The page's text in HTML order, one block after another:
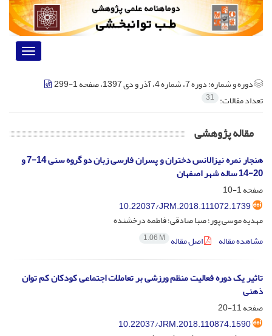
Toggle
دوره و شماره:دوره 7، شماره 4، آذر و دی 1397، صفحه 1-299
تعداد مقالات: 31
مقاله پژوهشی
هنجار نمره نیزالانس دختران و پسران فارسی زبان دو گروه سنی 14-7 و
20-14 ساله شهر اصفهان
صفحه1-10
10.22037/JRM.2018.111072.1739
مهدیه موسی پور؛ صبا صادقی؛ فاطمه درخشنده
مشاهده مقاله
اصل مقاله 1.06 M
تاثیر یک دوره فعالیت منظم ورزشی بر تعاملات اجتماعی کودکان کم توان
ذهنی
صفحه11-20
10.22037/JRM.2018.110874.1590